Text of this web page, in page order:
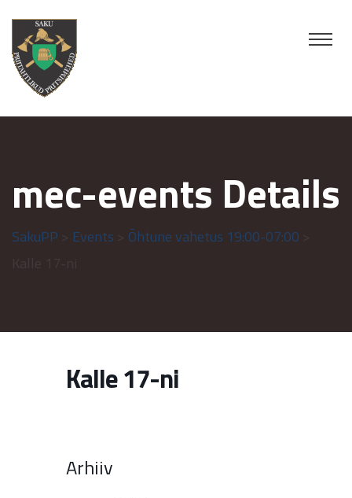
mec-events Details
SakuPP Events Õhtune vahetus 19:00-07:00
Kalle 17-ni
Arhiiv